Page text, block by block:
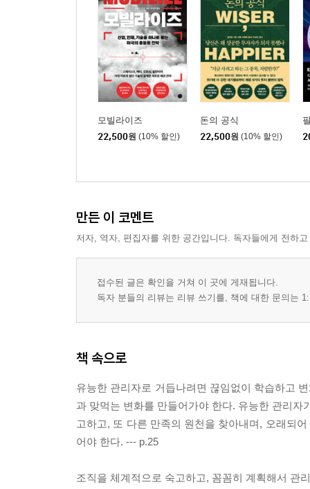
모빌라이즈
22,500원 (10% 할인)
돈의 공식
22,500원 (10% 할인)
만든 이 코멘트
저자, 역자, 편집자를 위한 공간입니다. 독자들에게 전하
접수된 글은 확인을 거쳐 이 곳에 게재됩니다.
독자 분들의 리뷰는 리뷰 쓰기를, 책에 대한 문의는
책 속으로
유능한 관리자로 거듭나려면 끊임없이 학습하고
과 맞먹는 변화를 만들어가야 한다. 유능한 관리
고하고, 또 다른 만족의 원천을 찾아내며, 오래되
어야 한다. --- p.25
조직을 체계적으로 숙고하고, 꼼꼼히 계획해서 관